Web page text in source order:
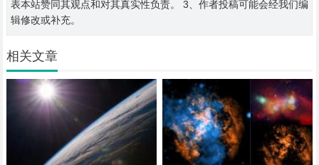
表本站赞同其观点和对其真实性负责。 3、作者投稿可能会经我们编
辑修改或补充。
相关文章